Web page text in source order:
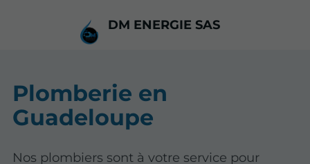
DM ENERGIE SAS
Plomberie en
Guadeloupe
Nos plombiers sont à votre service pour